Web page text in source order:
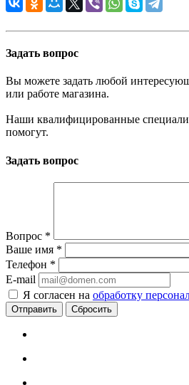
Задать вопрос
Вы можете задать любой
или работе магазина.
Наши квалифицированные
помогут.
Задать вопрос
Вопрос *
Ваше имя *
Телефон *
E-mail
Я согласен на обработку
Сбросить